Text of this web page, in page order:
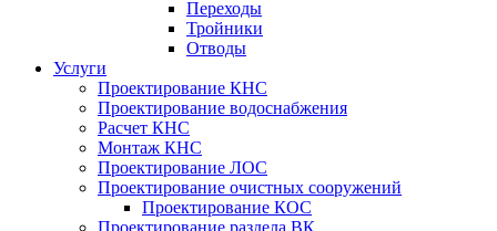
Переходы
Тройники
Отводы
Услуги
Проектирование КНС
Проектирование водоснабжения
Расчет КНС
Монтаж КНС
Проектирование ЛОС
Проектирование очистных сооружений
Проектирование КОС
Проектирование раздела ВК